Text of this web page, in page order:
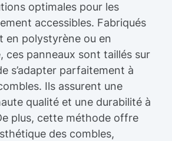
optimales pour les
accessibles. Fabriqués
en polystyrène ou en
ces panneaux sont taillés sur
s’adapter parfaitement à
Ils assurent une
qualité et une durabilité à
plus, cette méthode offre
des combles,